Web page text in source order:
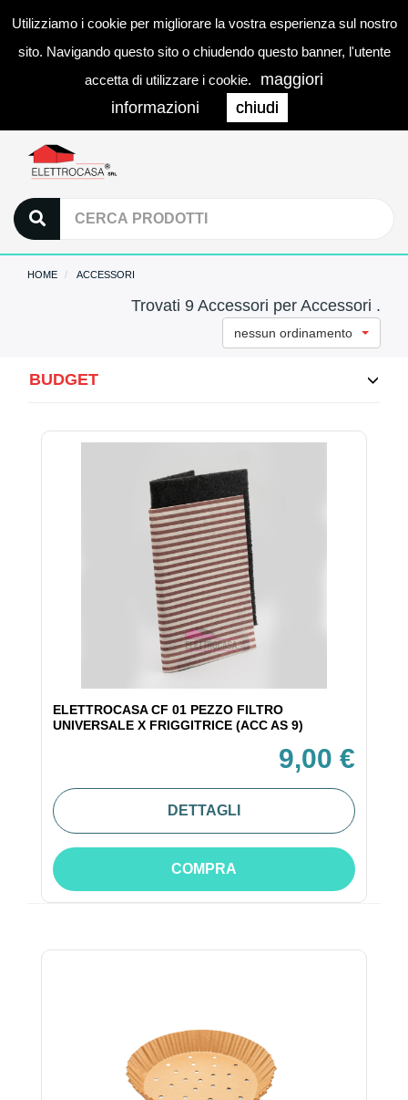
Utilizziamo i cookie per migliorare la vostra esperienza sul nostro
sito. Navigando questo sito o chiudendo questo banner, l'utente
accetta di utilizzare i cookie.
maggiori
informazioni
chiudi
0
HOME ACCESSORI
Trovati 9 Accessori per Accessori .
nessun ordinamento
BUDGET
ELETTROCASA CF 01 PEZZO FILTRO
UNIVERSALE X FRIGGITRICE (ACC AS 9)
9,00 €
DETTAGLI
COMPRA